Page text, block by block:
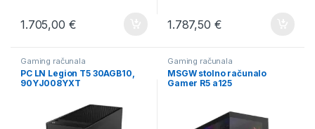
1.705,00 € 1.787,50 €
Gaming računala
PC LN Legion T5 30AGB10,
90YJ008YXT
Gaming računala
MSGW stolno računalo
Gamer R5 a125